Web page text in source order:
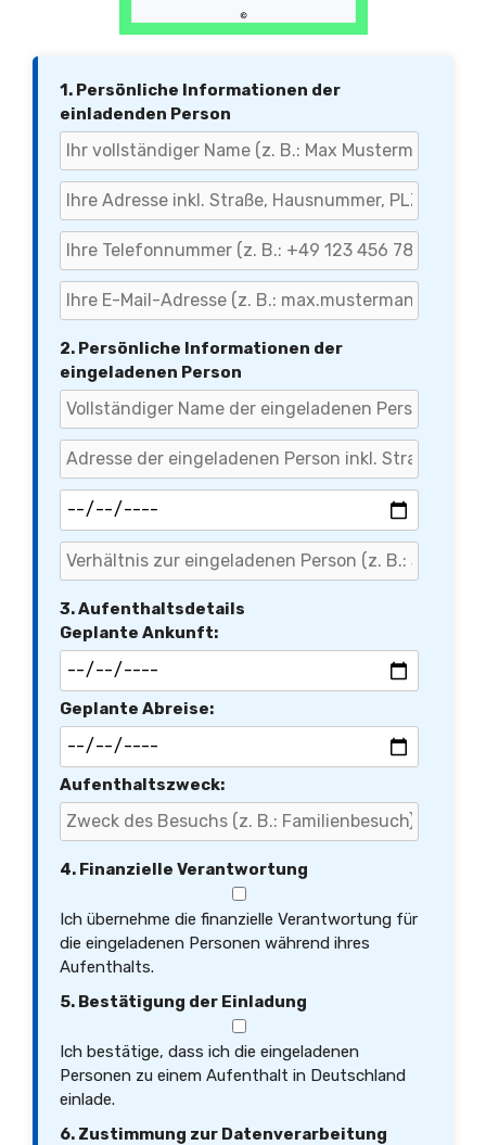
1. Persönliche Informationen der
einladenden Person
2. Persönliche Informationen der
eingeladenen Person
3. Aufenthaltsdetails
Geplante Ankunft:
Geplante Abreise:
Aufenthaltszweck:
4. Finanzielle Verantwortung
Ich übernehme die finanzielle Verantwortung für
die eingeladenen Personen während ihres
Aufenthalts.
5. Bestätigung der Einladung
Ich bestätige, dass ich die eingeladenen
Personen zu einem Aufenthalt in Deutschland
einlade.
6. Zustimmung zur Datenverarbeitung